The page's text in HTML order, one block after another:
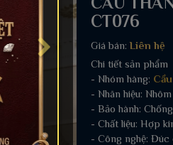
CT076
Giá bán: Liên hệ
Chi tiết sản phẩm
- Nhóm hàng:
- Nhãn hiệu:
- Bảo hành:
- Chất liệu: Hợp
- Công nghệ: Đúc